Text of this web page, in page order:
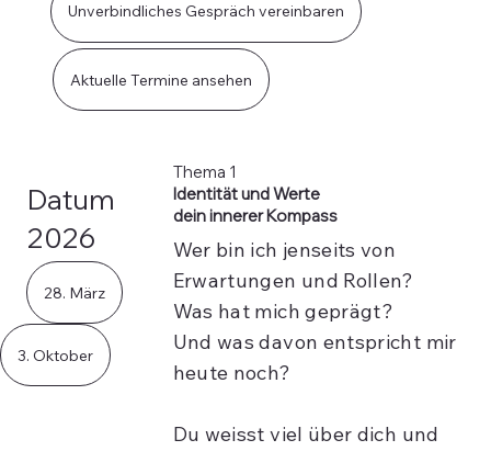
Unverbindliches Gespräch vereinbaren
Aktuelle Termine ansehen
Datum
2026
28. März
3. Oktober
Thema 1
Identität und Werte
dein innerer Kompass
Wer bin ich jenseits von
Erwartungen und Rollen?
Was hat mich geprägt?
Und was davon entspricht mir
heute noch?
Du weisst viel über dich und